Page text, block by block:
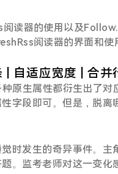
的接入。LobeChat：
种大语言模型，方便用
：是一个用于快速
工程师，能够将数据分
阅读器的使用以及
阅读器的界面和
自适应宽度 | 合并
原生属性都衍生出了
字段即可。但是，脱离
一个固定表格和列的表
滚动条单html代码如
时发生的奇异事件。主
。监考老师对这一变化